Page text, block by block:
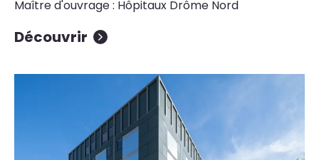
Maître d'ouvrage : Hôpitaux Drôme Nord
Découvrir